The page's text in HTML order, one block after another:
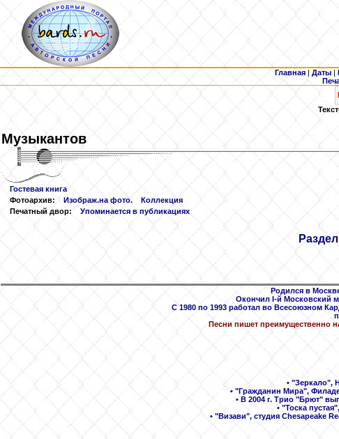
Главная | Даты |
Музыкантов
Гостевая книга
Фотоархив:
Изображ.на фото.
Коллекция
Печатный двор:
Упоминается в публикациях
Родился в
Окончил I-й Московский
С 1980 по 1993 работал во Всесоюзном
Песни пишет преимущественно
• "Зеркало",
• "Гражданин Мира",
• В 2004 г. Трио "Брют"
• "Тоска
• "Визави", студия Chesapeake